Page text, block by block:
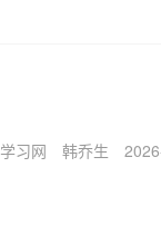
学习网 韩乔生